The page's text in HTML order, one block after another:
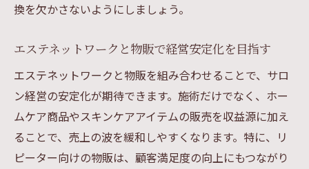
換を欠かさないようにしましょう。
エステネットワークと物販で経営安定化を目指す
エステネットワークと物販を組み合わせることで、サロ
ン経営の安定化が期待できます。施術だけでなく、ホー
ムケア商品やスキンケアアイテムの販売を収益源に加え
ることで、売上の波を緩和しやすくなります。特に、リ
ピーター向けの物販は、顧客満足度の向上にもつながり